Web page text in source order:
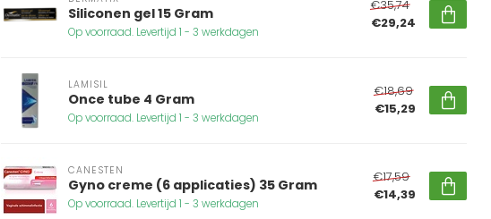
Siliconen gel 15 Gram
Op voorraad. Levertijd 1 - 3 werkdagen
€35,74
€29,24
LAMISIL
Once tube 4 Gram
Op voorraad. Levertijd 1 - 3 werkdagen
€18,69
€15,29
CANESTEN
Gyno creme (6 applicaties) 35 Gram
Op voorraad. Levertijd 1 - 3 werkdagen
€17,59
€14,39